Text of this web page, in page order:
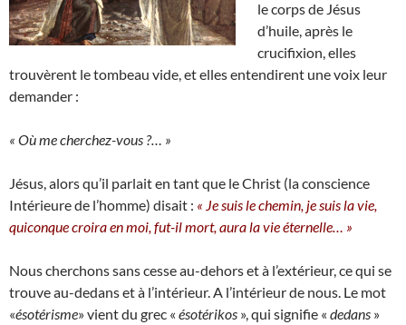
le corps de Jésus
d’huile, après le
crucifixion, elles
trouvèrent le tombeau vide, et elles entendirent une voix leur
demander :
« Où me cherchez-vous ?… »
Jésus, alors qu’il parlait en tant que le Christ (la conscience
Intérieure de l’homme) disait : « Je suis le chemin, je suis la vie,
quiconque croira en moi, fut-il mort, aura la vie éternelle… »
Nous cherchons sans cesse au-dehors et à l’extérieur, ce qui se
trouve au-dedans et à l’intérieur. A l’intérieur de nous. Le mot
«ésotérisme» vient du grec « ésotérikos », qui signifie « dedans »